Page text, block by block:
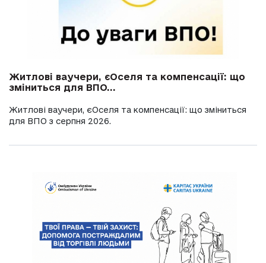
Житлові ваучери, єОселя та компенсації: що
зміниться для ВПО...
Житлові ваучери, єОселя та компенсації: що зміниться
для ВПО з серпня 2026.